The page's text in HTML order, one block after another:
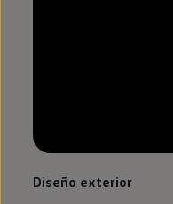
Diseño exterior